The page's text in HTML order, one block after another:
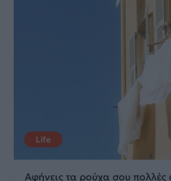
Life
Αφήνεις τα ρούχα σου πολλές